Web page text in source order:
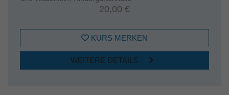
20,00 €
KURS MERKEN
WEITERE DETAILS